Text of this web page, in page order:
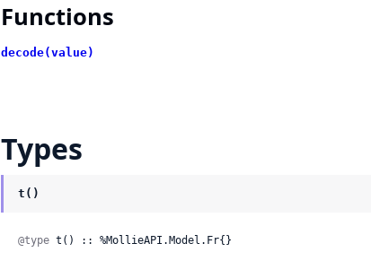
Functions
decode(value)
Types
t()
@type t() :: %MollieAPI.Model.Fr{}